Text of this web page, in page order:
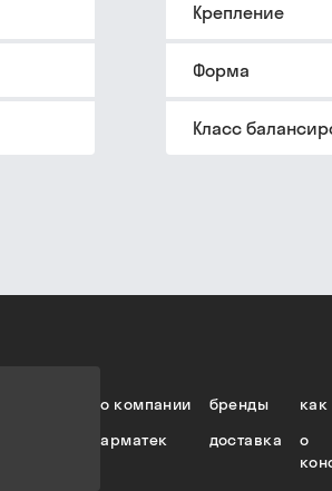
Крепление
Форма
Класс
как
бренды
о компании
о
доставка
арматек